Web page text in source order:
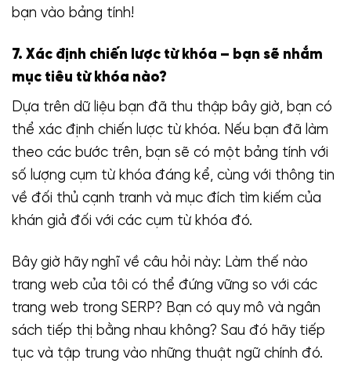
bạn vào bảng tính!
7. Xác định chiến lược từ khóa – bạn sẽ nhắm
mục tiêu từ khóa nào?
Dựa trên dữ liệu bạn đã thu thập bây giờ, bạn có
thể xác định chiến lược từ khóa. Nếu bạn đã làm
theo các bước trên, bạn sẽ có một bảng tính với
số lượng cụm từ khóa đáng kể, cùng với thông tin
về đối thủ cạnh tranh và mục đích tìm kiếm của
khán giả đối với các cụm từ khóa đó.
Bây giờ hãy nghĩ về câu hỏi này: Làm thế nào
trang web của tôi có thể đứng vững so với các
trang web trong SERP? Bạn có quy mô và ngân
sách tiếp thị bằng nhau không? Sau đó hãy tiếp
tục và tập trung vào những thuật ngữ chính đó.